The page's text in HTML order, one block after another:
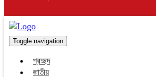
Toggle navigation
প্রচ্ছদ
জাতীয়